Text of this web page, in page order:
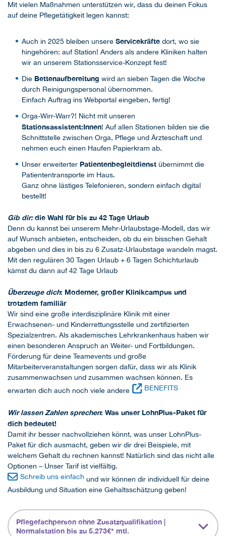
Mit vielen Maßnahmen unterstützen wir, dass du deinen Fokus
auf deine Pflegetätigkeit legen kannst:
Auch in 2025 bleiben unsere Servicekräfte dort, wo sie
hingehören: auf Station! Anders als andere Kliniken halten
wir an unserem Stationsservice-Konzept fest!
Die Bettenaufbereitung wird an sieben Tagen die Woche
durch Reinigungspersonal übernommen.
Einfach Auftrag ins Webportal eingeben, fertig!
Orga-Wirr-Warr?! Nicht mit unseren
Stationsassistent:Innen! Auf allen Stationen bilden sie die
Schnittstelle zwischen Orga, Pflege und Ärzteschaft und
nehmen euch einen Haufen Papierkram ab.
Unser erweiterter Patientenbegleitdienst übernimmt die
Patiententransporte im Haus.
Ganz ohne lästiges Telefonieren, sondern einfach digital
bestellt!
Gib dir:die Wahl für bis zu 42 Tage Urlaub
Denn du kannst bei unserem Mehr-Urlaubstage-Modell, das wir
auf Wunsch anbieten, entscheiden, ob du ein bisschen Gehalt
abgeben und dies in bis zu 6 Zusatz-Urlaubstage wandeln magst.
Mit den regulären 30 Tagen Urlaub + 6 Tagen Schichturlaub
kämst du dann auf 42 Tage Urlaub
Überzeuge dich: Moderner, großer Klinikcampus und
trotzdem familiär
Wir sind eine große interdisziplinäre Klinik mit einer
Erwachsenen- und Kinderrettungsstelle und zertifizierten
Spezialzentren. Als akademisches Lehrkrankenhaus haben wir
einen besonderen Anspruch an Weiter- und Fortbildungen.
Förderung für deine Teamevents und große
Mitarbeiterveranstaltungen sorgen dafür, dass wir als Klinik
zusammenwachsen und zusammen wachsen können. Es
erwarten dich auch noch viele andere
BENEFITS
Wir lassen Zahlen sprechen: Was unser LohnPlus-Paket für
dich bedeutet!
Damit ihr besser nachvollziehen könnt, was unser LohnPlus-
Paket für dich ausmacht, geben wir dir drei Beispiele, mit
welchem Gehalt du rechnen kannst! Natürlich sind das nicht alle
Optionen – Unser Tarif ist vielfältig.
Schreib uns einfach und wir können dir individuell für deine
Ausbildung und Situation eine Gehaltsschätzung geben!
Pflegefachperson ohne Zusatzqualifikation |
Normalstation bis zu 5.273€* mtl.